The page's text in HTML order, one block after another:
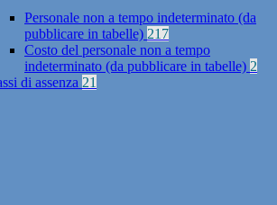
Personale non a tempo indeterminato (da
pubblicare in tabelle) 217
Costo del personale non a tempo
indeterminato (da pubblicare in tabelle) 2
di assenza 21